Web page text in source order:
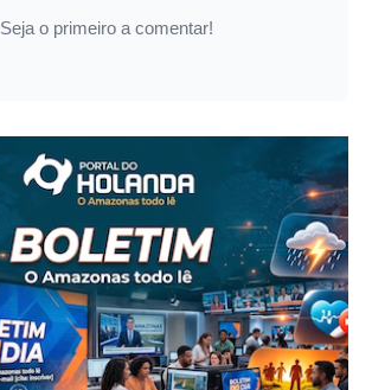
Seja o primeiro a comentar!